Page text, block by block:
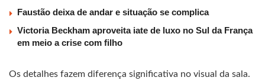
Faustão deixa de andar e situação se complica
Victoria Beckham aproveita iate de luxo no Sul da França
em meio a crise com filho
Os detalhes fazem diferença significativa no visual da sala.